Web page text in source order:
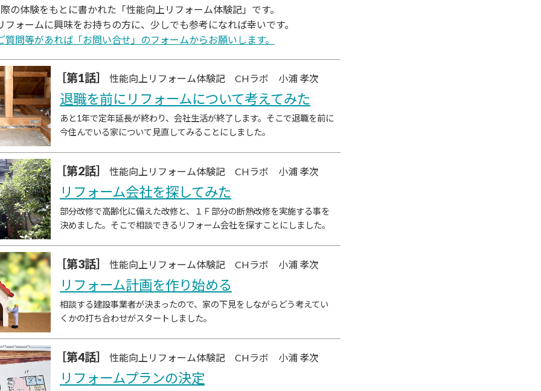
の体験をもとに書かれた 「性能向上リフォーム体験記」です。
フォームに興味をお持ちの方に、 少しでも参考になれば幸いです。
質問等があれば 「お問い合せ」のフォームからお願いします。
［第1話］ 性能向上リフォーム体験記 CHラボ 小浦 孝次
退職を前にリフォームについて考えてみた
あと1年で定年延長が終わり、会社生活が終了します。そこで退職を前に
今住んでいる家について見直してみることにしました。
［第2話］ 性能向上リフォーム体験記 CHラボ 小浦 孝次
リフォーム会社を探してみた
部分改修で高齢化に備えた改修と、１Ｆ部分の断熱改修を実施する事を
決めました。そこで相談できるリフォーム会社を探すことにしました。
［第3話］ 性能向上リフォーム体験記 CHラボ 小浦 孝次
リフォーム計画を作り始める
相談する建設事業者が決まったので、家の下見をしながらどう考えてい
くかの打ち合わせがスタートしました。
［第4話］ 性能向上リフォーム体験記 CHラボ 小浦 孝次
リフォームプランの決定